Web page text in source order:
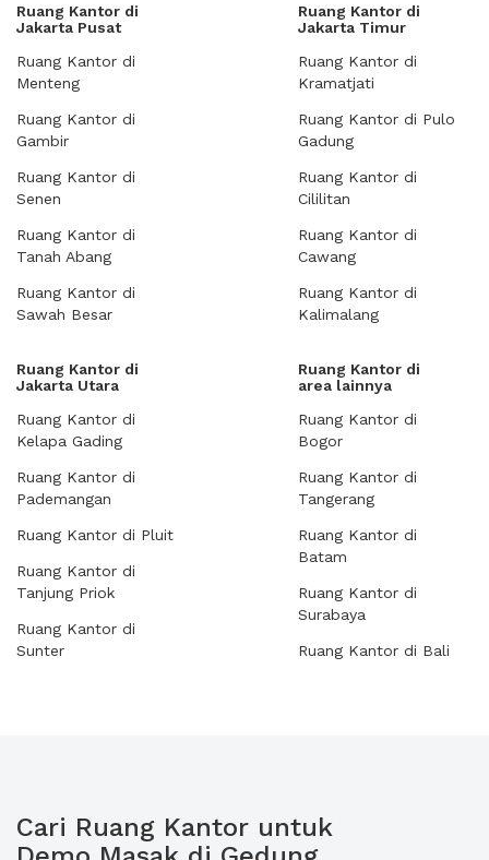
Ruang Kantor di
Jakarta Pusat
Ruang Kantor di
Menteng
Ruang Kantor di
Gambir
Ruang Kantor di
Senen
Ruang Kantor di
Tanah Abang
Ruang Kantor di
Sawah Besar
Ruang Kantor di
Jakarta Timur
Ruang Kantor di
Kramatjati
Ruang Kantor di Pulo
Gadung
Ruang Kantor di
Cililitan
Ruang Kantor di
Cawang
Ruang Kantor di
Kalimalang
Ruang Kantor di
Jakarta Utara
Ruang Kantor di
Kelapa Gading
Ruang Kantor di
Pademangan
Ruang Kantor di Pluit
Ruang Kantor di
Tanjung Priok
Ruang Kantor di
Sunter
Ruang Kantor di
area lainnya
Ruang Kantor di
Bogor
Ruang Kantor di
Tangerang
Ruang Kantor di
Batam
Ruang Kantor di
Surabaya
Ruang Kantor di Bali
Cari Ruang Kantor untuk